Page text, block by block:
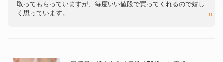
取ってもらっていますが、毎度いい値段で買ってくれるので嬉し
く思っています。